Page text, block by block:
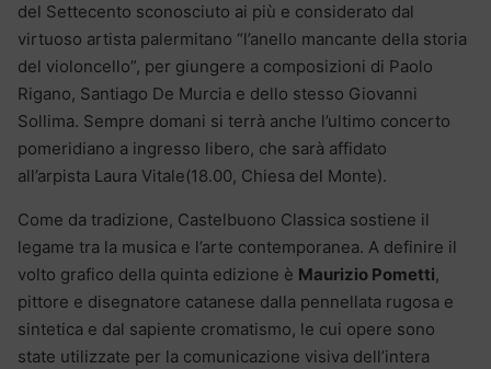
del Settecento sconosciuto ai più e considerato dal
virtuoso artista palermitano “l’anello mancante della storia
del violoncello”, per giungere a composizioni di Paolo
Rigano, Santiago De Murcia e dello stesso Giovanni
Sollima. Sempre domani si terrà anche l’ultimo concerto
pomeridiano a ingresso libero, che sarà affidato
all’arpista Laura Vitale(18.00, Chiesa del Monte).
Come da tradizione, Castelbuono Classica sostiene il
legame tra la musica e l’arte contemporanea. A definire il
volto grafico della quinta edizione è Maurizio Pometti,
pittore e disegnatore catanese dalla pennellata rugosa e
sintetica e dal sapiente cromatismo, le cui opere sono
state utilizzate per la comunicazione visiva dell’intera